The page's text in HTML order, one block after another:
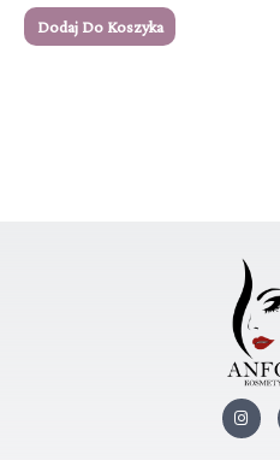
Dodaj Do Koszyka
n
s